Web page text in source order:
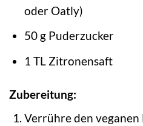
oder Oatly)
50 g Puderzucker
1 TL Zitronensaft
Zubereitung:
Verrühre den veganen